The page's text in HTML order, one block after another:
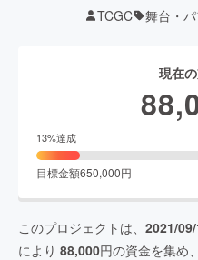
TCGC 舞台・
現在
13%達成
目標金額650,000円
このプロジェクトは、 2021/
により 88,000円の資金を集め、